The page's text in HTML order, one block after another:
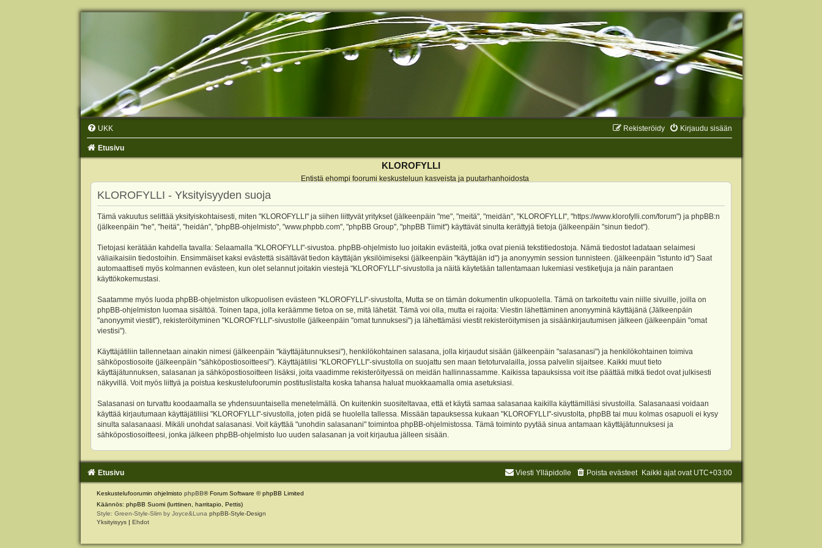
UKK Kirjaudu sisään
Rekisteröidy
Etusivu
KLOROFYLLI
Entistä ehompi foorumi keskusteluun kasveista ja puutarhanhoidosta
KLOROFYLLI - Yksityisyyden suoja
Tämä vakuutus selittää yksityiskohtaisesti, miten "KLOROFYLLI" ja siihen liittyvät yritykset (jälkeenpäin "me", "meitä", "meidän", "KLOROFYLLI", "https://www.klorofylli.com/forum") ja phpBB:n
(jälkeenpäin "he", "heitä", "heidän", "phpBB-ohjelmisto", "www.phpbb.com", "phpBB Group", "phpBB Tiimit") käyttävät sinulta kerättyjä tietoja (jälkeenpäin "sinun tiedot").
Tietojasi kerätään kahdella tavalla: Selaamalla "KLOROFYLLI"-sivustoa. phpBB-ohjelmisto luo joitakin evästeitä, jotka ovat pieniä tekstitiedostoja. Nämä tiedostot ladataan selaimesi
väliaikaisiin tiedostoihin. Ensimmäiset kaksi evästettä sisältävät tiedon käyttäjän yksilöimiseksi (jälkeenpäin "käyttäjän id") ja anonyymin session tunnisteen. (jälkeenpäin "istunto id") Saat
automaattiseti myös kolmannen evästeen, kun olet selannut joitakin viestejä "KLOROFYLLI"-sivustolla ja näitä käytetään tallentamaan lukemiasi vestiketjuja ja näin parantaen
käyttökokemustasi.
Saatamme myös luoda phpBB-ohjelmiston ulkopuolisen evästeen "KLOROFYLLI"-sivustolta, Mutta se on tämän dokumentin ulkopuolella. Tämä on tarkoitettu vain niille sivuille, joilla on
phpBB-ohjelmiston luomaa sisältöä. Toinen tapa, jolla keräämme tietoa on se, mitä lähetät. Tämä voi olla, mutta ei rajoita: Viestin lähettäminen anonyyminä käyttäjänä (Jälkeenpäin
"anonyymit viestit"), rekisteröityminen "KLOROFYLLI"-sivustolle (jälkeenpäin "omat tunnuksesi") ja lähettämäsi viestit rekisteröitymisen ja sisäänkirjautumisen jälkeen (jälkeenpäin "omat
viestisi").
Käyttäjätiliin tallennetaan ainakin nimesi (jälkeenpäin "käyttäjätunnuksesi"), henkilökohtainen salasana, jolla kirjaudut sisään (jälkeenpäin "salasanasi") ja henkilökohtainen toimiva
sähköpostiosoite (jälkeenpäin "sähköpostiosoitteesi"). Käyttäjätilisi "KLOROFYLLI"-sivustolla on suojattu sen maan tietoturvalailla, jossa palvelin sijaitsee. Kaikki muut tieto
käyttäjätunnuksen, salasanan ja sähköpostiosoitteen lisäksi, joita vaadimme rekisteröityessä on meidän hallinnassamme. Kaikissa tapauksissa voit itse päättää mitkä tiedot ovat julkisesti
näkyvillä. Voit myös liittyä ja poistua keskustelufoorumin postituslistalta koska tahansa haluat muokkaamalla omia asetuksiasi.
Salasanasi on turvattu koodaamalla se yhdensuuntaisella menetelmällä. On kuitenkin suositeltavaa, että et käytä samaa salasanaa kaikilla käyttämilläsi sivustoilla. Salasanaasi voidaan
käyttää kirjautumaan käyttäjätiliisi "KLOROFYLLI"-sivustolla, joten pidä se huolella tallessa. Missään tapauksessa kukaan "KLOROFYLLI"-sivustolta, phpBB tai muu kolmas osapuoli ei kysy
sinulta salasanaasi. Mikäli unohdat salasanasi. Voit käyttää "unohdin salasanani" toimintoa phpBB-ohjelmistossa. Tämä toiminto pyytää sinua antamaan käyttäjätunnuksesi ja
sähköpostiosoitteesi, jonka jälkeen phpBB-ohjelmisto luo uuden salasanan ja voit kirjautua jälleen sisään.
Etusivu Kaikki ajat ovat UTC+03:00
Poista evästeet
Viesti Ylläpidolle
Keskustelufoorumin ohjelmisto phpBB® Forum Software © phpBB Limited
Käännös: phpBB Suomi (lurttinen, harritapio, Pettis)
Style: Green-Style-Slim by Joyce&Luna phpBB-Style-Design
Yksityisyys | Ehdot